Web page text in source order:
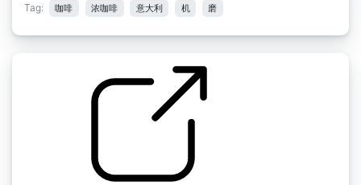
Tag: 咖啡 浓咖啡 意大利 机 磨